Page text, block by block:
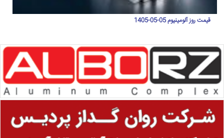
قیمت روز آلومینیوم 05-05-1405